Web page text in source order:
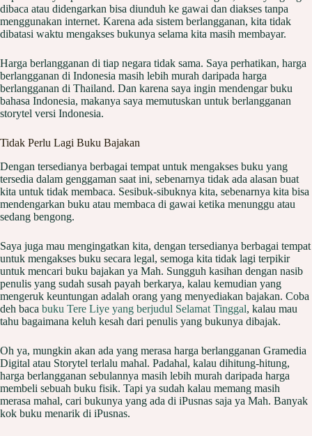
dibaca atau didengarkan bisa diunduh ke gawai dan diakses tanpa
menggunakan internet. Karena ada sistem berlangganan, kita tidak
dibatasi waktu mengakses bukunya selama kita masih membayar.
Harga berlangganan di tiap negara tidak sama. Saya perhatikan, harga
berlangganan di Indonesia masih lebih murah daripada harga
berlangganan di Thailand. Dan karena saya ingin mendengar buku
bahasa Indonesia, makanya saya memutuskan untuk berlangganan
storytel versi Indonesia.
Tidak Perlu Lagi Buku Bajakan
Dengan tersedianya berbagai tempat untuk mengakses buku yang
tersedia dalam genggaman saat ini, sebenarnya tidak ada alasan buat
kita untuk tidak membaca. Sesibuk-sibuknya kita, sebenarnya kita bisa
mendengarkan buku atau membaca di gawai ketika menunggu atau
sedang bengong.
Saya juga mau mengingatkan kita, dengan tersedianya berbagai tempat
untuk mengakses buku secara legal, semoga kita tidak lagi terpikir
untuk mencari buku bajakan ya Mah. Sungguh kasihan dengan nasib
penulis yang sudah susah payah berkarya, kalau kemudian yang
mengeruk keuntungan adalah orang yang menyediakan bajakan. Coba
deh baca buku Tere Liye yang berjudul Selamat Tinggal, kalau mau
tahu bagaimana keluh kesah dari penulis yang bukunya dibajak.
Oh ya, mungkin akan ada yang merasa harga berlangganan Gramedia
Digital atau Storytel terlalu mahal. Padahal, kalau dihitung-hitung,
harga berlangganan sebulannya masih lebih murah daripada harga
membeli sebuah buku fisik. Tapi ya sudah kalau memang masih
merasa mahal, cari bukunya yang ada di iPusnas saja ya Mah. Banyak
kok buku menarik di iPusnas.